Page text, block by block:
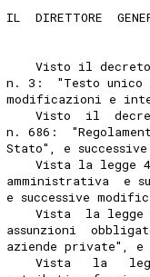
IL  DIRETTORE
Visto il
n. 3:  "Testo
modificazioni e
Visto  il
n. 686:
Stato", e
Vista la legge
amministrativa  e
e successive
Vista  la legge
assunzioni
aziende private", e
Vista   la